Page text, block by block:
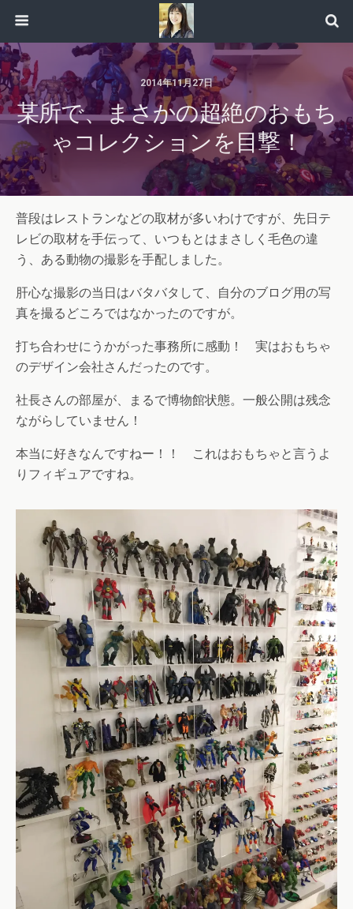
2014年11月27日
某所で、まさかの超絶のおもち
ゃコレクションを目撃！
普段はレストランなどの取材が多いわけですが、先日テ
レビの取材を手伝って、いつもとはまさしく毛色の違
う、ある動物の撮影を手配しました。
肝心な撮影の当日はバタバタして、自分のブログ用の写
真を撮るどころではなかったのですが。
打ち合わせにうかがった事務所に感動！ 実はおもちゃ
のデザイン会社さんだったのです。
社長さんの部屋が、まるで博物館状態。一般公開は残念
ながらしていません！
本当に好きなんですねー！！ これはおもちゃと言うよ
りフィギュアですね。